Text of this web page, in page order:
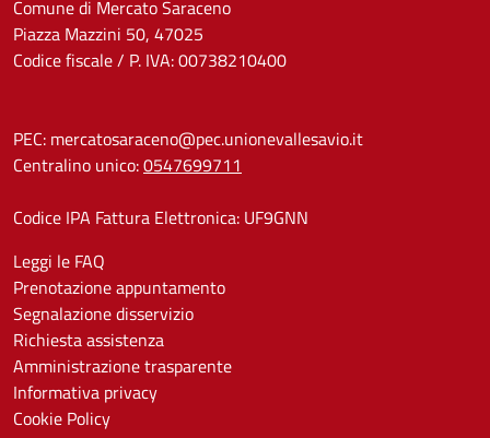
Comune di Mercato Saraceno
Piazza Mazzini 50, 47025
Codice fiscale / P. IVA: 00738210400
PEC: mercatosaraceno@pec.unionevallesavio.it
Centralino unico:0547699711
Codice IPA Fattura Elettronica: UF9GNN
Leggi le FAQ
Prenotazione appuntamento
Segnalazione disservizio
Richiesta assistenza
Amministrazione trasparente
Informativa privacy
Cookie Policy